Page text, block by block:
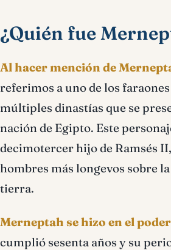
¿Quién fue
Al hacer mención de
referimos a uno de los faraones
múltiples dinastías que se
nación de Egipto. Este
decimotercer hijo de Ramsés
hombres más longevos sobre
tierra.
Merneptah se hizo en el poder
cumplió sesenta años y su